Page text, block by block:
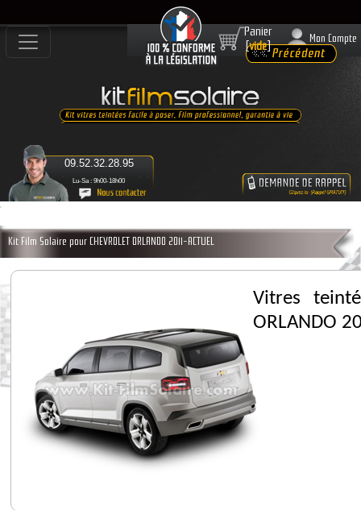
Lu-Sa : 9h00-18h00
09.52.32.28.95
Panier
[vide]
Mon Compte
Kit Film Solaire pour CHEVROLET ORLANDO 2011-ACTUEL
Vitres
ORLANDO